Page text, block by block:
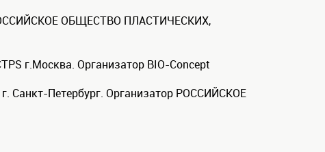
ОБЩЕСТВО ПЛАСТИЧЕСКИХ,
г.Москва. Организатор BIO-Concept
г. Санкт-Петербург. Организатор РОCСИЙСКОЕ